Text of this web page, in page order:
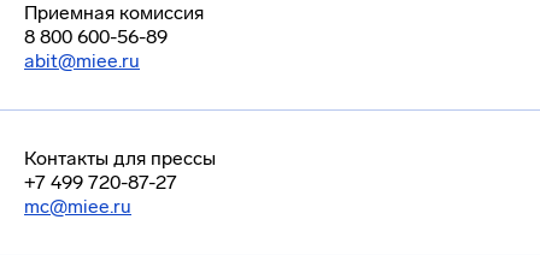
Приемная комиссия
8 800 600-56-89
abit@miee.ru
Контакты для прессы
+7 499 720-87-27
mc@miee.ru